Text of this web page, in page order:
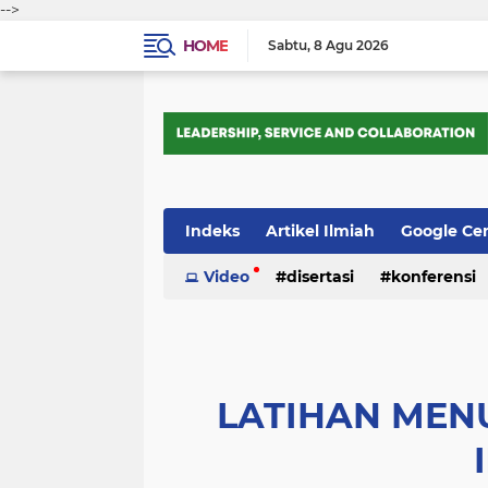
-->
HOME
Sabtu 8 Agu 2026
Indeks Artikel Ilmiah Google
Tips Trik Webometrics
Video disertasi konferensi
LATIHAN